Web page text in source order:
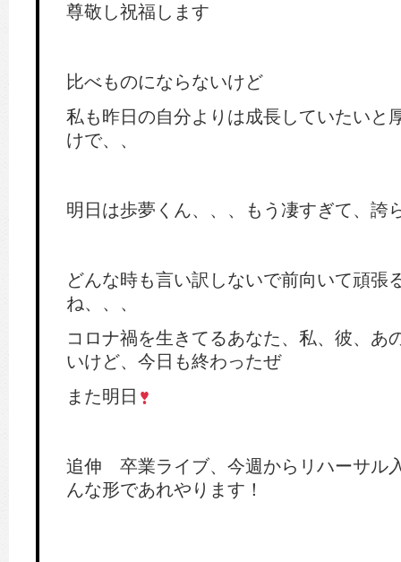
尊敬し祝福します
比べものにならないけど
私も昨日の自分よりは成長していたいと
けで、、
明日は歩夢くん、、、もう凄すぎて、誇
どんな時も言い訳しないで前向いて頑張
ね、、、
コロナ禍を生きてるあなた、私、彼、あ
いけど、今日も終わったぜ
また明日
追伸 卒業ライブ、今週からリハーサル
んな形であれやります！